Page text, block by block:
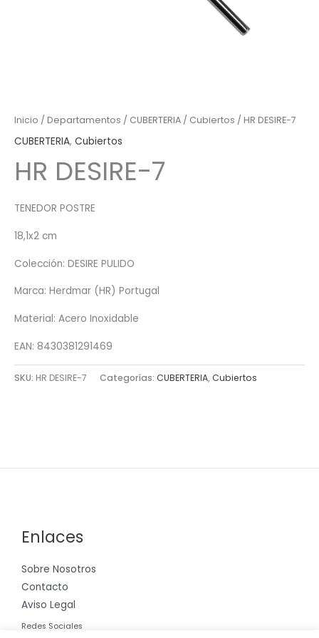
Inicio / Departamentos / CUBERTERIA / Cubiertos / HR DESIRE-7
CUBERTERIA, Cubiertos
HR DESIRE-7
TENEDOR POSTRE
18,1x2 cm
Colección: DESIRE PULIDO
Marca: Herdmar (HR) Portugal
Material: Acero Inoxidable
EAN: 8430381291469
SKU: HR DESIRE-7 Categorías: CUBERTERIA,Cubiertos
Enlaces
Sobre Nosotros
Contacto
Aviso Legal
Redes Sociales